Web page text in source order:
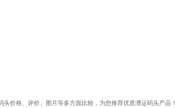
价格、评价、图片等多方面比较，为您推荐优质漕运码头产